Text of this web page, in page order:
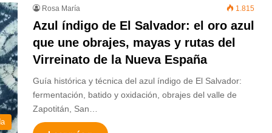
Rosa María 1.815
Azul índigo de El Salvador: el oro azul
que une obrajes, mayas y rutas del
Virreinato de la Nueva España
Guía histórica y técnica del azul índigo de El Salvador:
fermentación, batido y oxidación, obrajes del valle de
Zapotitán, San…